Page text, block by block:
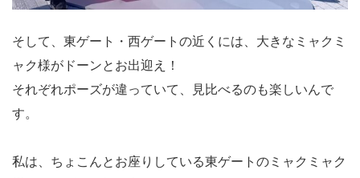
そして、東ゲート・西ゲートの近くには、大きなミャクミ
ャク様がドーンとお出迎え！
それぞれポーズが違っていて、見比べるのも楽しいんで
す。
私は、ちょこんとお座りしている東ゲートのミャクミャク